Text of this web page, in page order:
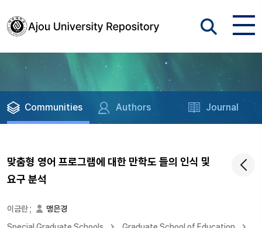
Communities Authors Journal
맞춤형 영어 프로그램에 대한 만학도 들의 인식 및
요구 분석
이금란;
맹은경